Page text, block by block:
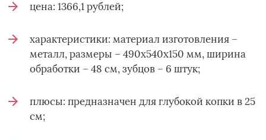
цена: 1366,1 рублей;
характеристики: материал изготовления –
металл, размеры – 490х540х150 мм, ширина
обработки – 48 см, зубцов – 6 штук;
плюсы: предназначен для глубокой копки в 25
см;